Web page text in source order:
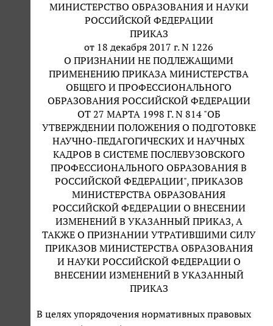
МИНИСТЕРСТВО ОБРАЗОВАНИЯ И НАУКИ
РОССИЙСКОЙ ФЕДЕРАЦИИ
ПРИКАЗ
от 18 декабря 2017 г. N 1226
О ПРИЗНАНИИ НЕ ПОДЛЕЖАЩИМИ
ПРИМЕНЕНИЮ ПРИКАЗА МИНИСТЕРСТВА
ОБЩЕГО И ПРОФЕССИОНАЛЬНОГО
ОБРАЗОВАНИЯ РОССИЙСКОЙ ФЕДЕРАЦИИ
ОТ 27 МАРТА 1998 Г. N 814 "ОБ
УТВЕРЖДЕНИИ ПОЛОЖЕНИЯ О ПОДГОТОВКЕ
НАУЧНО-ПЕДАГОГИЧЕСКИХ И НАУЧНЫХ
КАДРОВ В СИСТЕМЕ ПОСЛЕВУЗОВСКОГО
ПРОФЕССИОНАЛЬНОГО ОБРАЗОВАНИЯ В
РОССИЙСКОЙ ФЕДЕРАЦИИ", ПРИКАЗОВ
МИНИСТЕРСТВА ОБРАЗОВАНИЯ
РОССИЙСКОЙ ФЕДЕРАЦИИ О ВНЕСЕНИИ
ИЗМЕНЕНИЙ В УКАЗАННЫЙ ПРИКАЗ, А
ТАКЖЕ О ПРИЗНАНИИ УТРАТИВШИМИ СИЛУ
ПРИКАЗОВ МИНИСТЕРСТВА ОБРАЗОВАНИЯ
И НАУКИ РОССИЙСКОЙ ФЕДЕРАЦИИ О
ВНЕСЕНИИ ИЗМЕНЕНИЙ В УКАЗАННЫЙ
ПРИКАЗ
В целях упорядочения нормативных правовых